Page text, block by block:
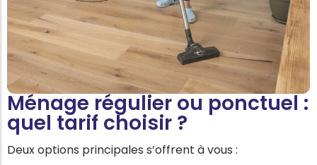
Ménage régulier ou ponctuel :
quel tarif choisir ?
Deux options principales s’offrent à vous :